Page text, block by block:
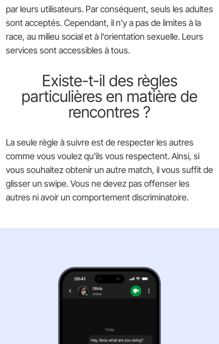
par leurs utilisateurs. Par conséquent, seuls les adultes
sont acceptés. Cependant, il n'y a pas de limites à la
race, au milieu social et à l'orientation sexuelle. Leurs
services sont accessibles à tous.
Existe-t-il des règles
particulières en matière de
rencontres ?
La seule règle à suivre est de respecter les autres
comme vous voulez qu'ils vous respectent. Ainsi, si
vous souhaitez obtenir un autre match, il vous suffit de
glisser un swipe. Vous ne devez pas offenser les
autres ni avoir un comportement discriminatoire.